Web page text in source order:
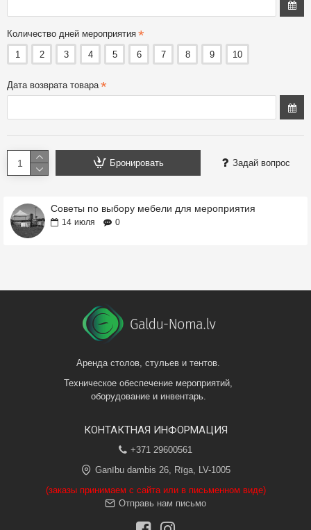
Количество дней мероприятия
1
2 3 4 5 6 7 8 9 10
Дата возврата товара
Бронировать Задай вопрос
Советы по выбору мебели для мероприятия
14 июля 0
Аренда столов, стульев и тентов.
Техническое обеспечение мероприятий,
оборудование и инвентарь.
КОНТАКТНАЯ ИНФОРМАЦИЯ
+371 29600561
Ganību dambis 26, Rīga, LV-1005
(заказы принимаем с сайта или в письменном виде)
Отправь нам письмо